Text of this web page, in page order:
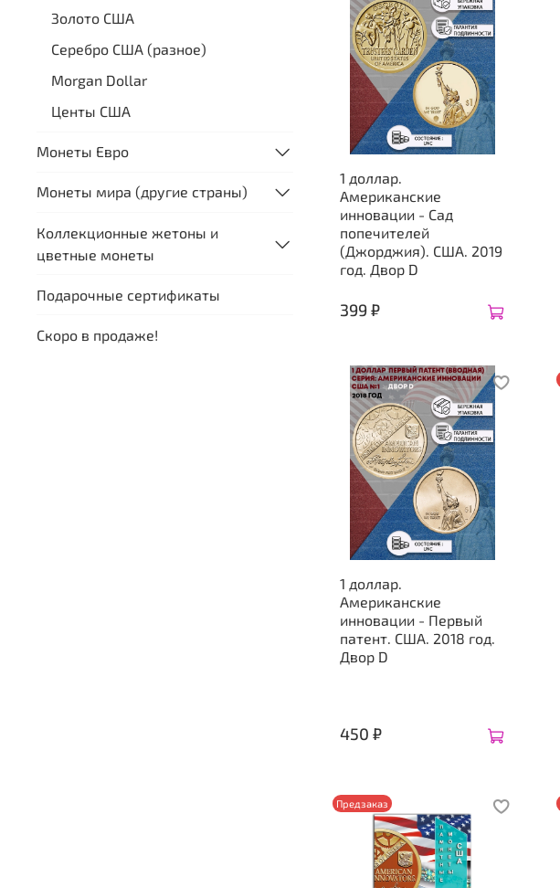
1 доллар.
Американские
инновации - Сад
попечителей
(Джорджия). США. 2019
год. Двор D
399 ₽
1 доллар.
Американские
инновации - Первый
патент. США. 2018 год.
Двор D
450 ₽
Предзаказ
Золото США
Серебро США (разное)
Morgan Dollar
Центы США
Монеты Евро
Монеты мира (другие страны)
Коллекционные жетоны и
цветные монеты
Подарочные сертификаты
Скоро в продаже!